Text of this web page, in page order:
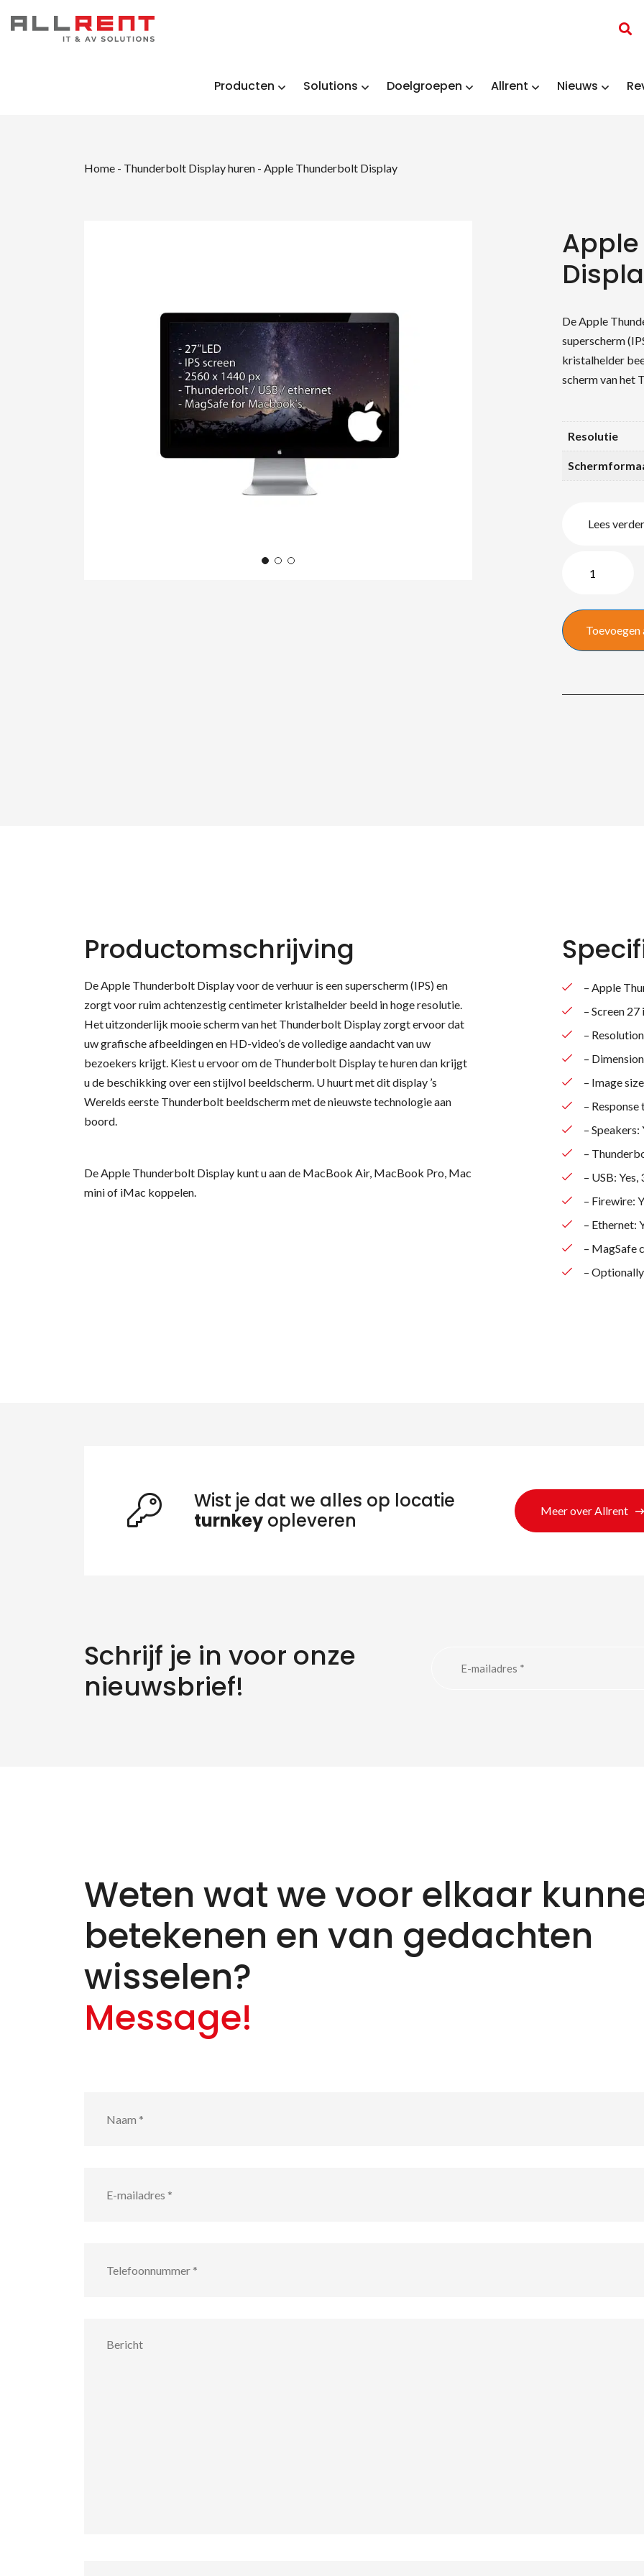
Producten Solutions Doelgroepen Allrent Nieuws
Home - Thunderbolt Display huren - Apple Thunderbolt Display
De Apple
superscherm
kristalhelder
scherm van het
Resolutie
Lees verder
Thunderbolt
quantity
Productomschrijving
De Apple Thunderbolt Display voor de verhuur is een superscherm (IPS) en
zorgt voor ruim achtenzestig centimeter kristalhelder beeld in hoge resolutie.
Het uitzonderlijk mooie scherm van het Thunderbolt Display zorgt ervoor dat
uw grafische afbeeldingen en HD-video’s de volledige aandacht van uw
bezoekers krijgt. Kiest u ervoor om de Thunderbolt Display te huren dan krijgt
u de beschikking over een stijlvol beeldscherm. U huurt met dit display ’s
Werelds eerste Thunderbolt beeldscherm met de nieuwste technologie aan
boord.
De Apple Thunderbolt Display kunt u aan de MacBook Air, MacBook Pro, Mac
mini of iMac koppelen.
– Apple
– Screen 27
–
–
– Image
– Response
– Speakers:
–
– USB: Yes,
– Firewire:
– Ethernet:
– MagSafe
–
Wist je dat we alles op locatie
turnkey opleveren Meer over Allrent
Schrijf je in voor onze
nieuwsbrief!
Weten wat we voor elkaar
betekenen en van gedachten
wisselen?
Message!